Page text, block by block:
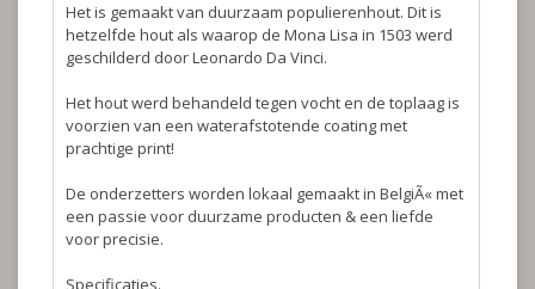
Het is gemaakt van duurzaam populierenhout. Dit is
hetzelfde hout als waarop de Mona Lisa in 1503 werd
geschilderd door Leonardo Da Vinci.
Het hout werd behandeld tegen vocht en de toplaag is
voorzien van een waterafstotende coating met
prachtige print!
De onderzetters worden lokaal gemaakt in BelgiÃ« met
een passie voor duurzame producten & een liefde
voor precisie.
Specificaties.